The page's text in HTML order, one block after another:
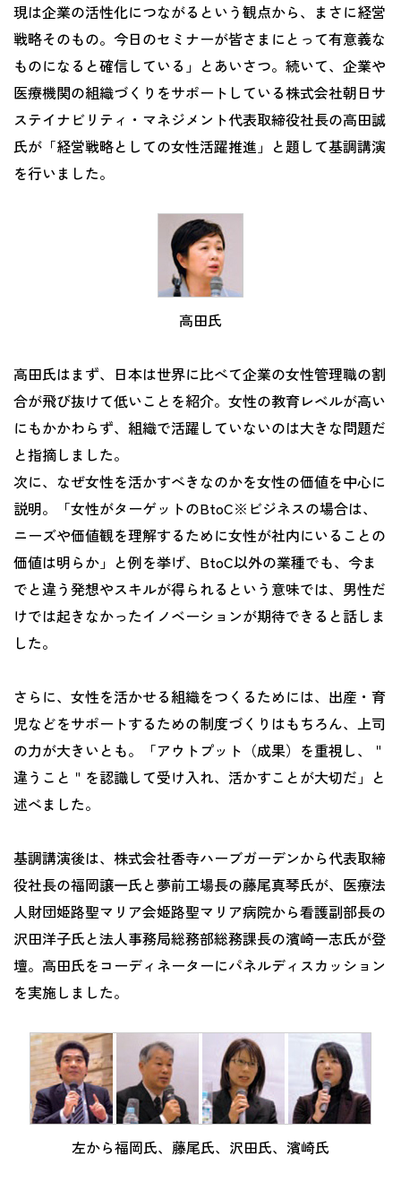
現は企業の活性化につながるという観点から、まさに経営
戦略そのもの。今日のセミナーが皆さまにとって有意義な
ものになると確信している」とあいさつ。続いて、企業や
医療機関の組織づくりをサポートしている株式会社朝日サ
ステイナビリティ・マネジメント代表取締役社長の高田誠
氏が「経営戦略としての女性活躍推進」と題して基調講演
を行いました。
高田氏
高田氏はまず、日本は世界に比べて企業の女性管理職の割
合が飛び抜けて低いことを紹介。女性の教育レベルが高い
にもかかわらず、組織で活躍していないのは大きな問題だ
と指摘しました。
次に、なぜ女性を活かすべきなのかを女性の価値を中心に
説明。「女性がターゲットのBtoC※ビジネスの場合は、
ニーズや価値観を理解するために女性が社内にいることの
価値は明らか」と例を挙げ、BtoC以外の業種でも、今ま
でと違う発想やスキルが得られるという意味では、男性だ
けでは起きなかったイノベーションが期待できると話しま
した。
さらに、女性を活かせる組織をつくるためには、出産・育
児などをサポートするための制度づくりはもちろん、上司
の力が大きいとも。「アウトプット（成果）を重視し、＂
違うこと＂を認識して受け入れ、活かすことが大切だ」と
述べました。
基調講演後は、株式会社香寺ハーブガーデンから代表取締
役社長の福岡譲一氏と夢前工場長の藤尾真琴氏が、医療法
人財団姫路聖マリア会姫路聖マリア病院から看護副部長の
沢田洋子氏と法人事務局総務部総務課長の濱崎一志氏が登
壇。高田氏をコーディネーターにパネルディスカッション
を実施しました。
左から福岡氏、藤尾氏、沢田氏、濱崎氏